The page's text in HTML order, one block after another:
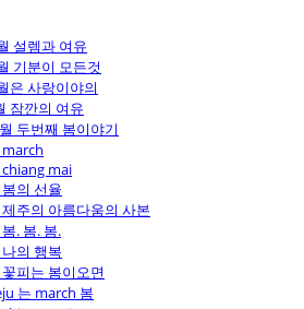
설렘과 여유
기분이 모든것
은 사랑이야의
잠깐의 여유
두번째 봄이야기
mai
의 선율
주의 아름다움의 사본
. 봄. 봄.
의 행복
피는 봄이오면
는 march 봄